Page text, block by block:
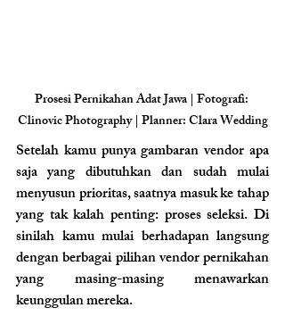
Prosesi Pernikahan Adat Jawa | Fotografi:
Clinovic Photography | Planner: Clara Wedding
Setelah kamu punya gambaran vendor apa
saja yang dibutuhkan dan sudah mulai
menyusun prioritas, saatnya masuk ke tahap
yang tak kalah penting: proses seleksi. Di
sinilah kamu mulai berhadapan langsung
dengan berbagai pilihan vendor pernikahan
yang masing-masing menawarkan
keunggulan mereka.